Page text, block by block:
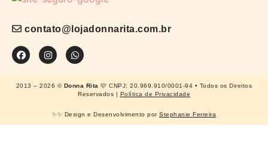
contato@lojadonnarita.com.br
2013 – 2026 © Donna Rita 🩷 CNPJ: 20.969.910/0001-94 • Todos os Direitos
Reservados |
Política de Privacidade
✨✨ Design e Desenvolvimento por Stephanie Ferreira